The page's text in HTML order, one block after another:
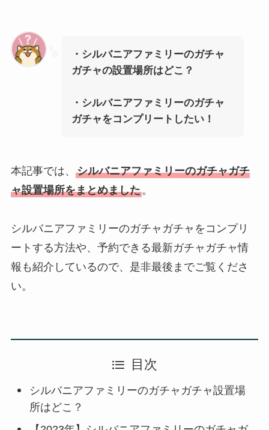
・シルバニアファミリーのガチャ
ガチャの設置場所はどこ？
・シルバニアファミリーのガチャ
ガチャをコンプリートしたい！
本記事では、 シルバニアファミリーのガチャガチ
ャ設置場所をまとめました。
シルバニアファミリーのガチャガチャをコンプリ
ートする方法や、予約できる最新ガチャガチャ情
報も紹介しているので、是非最後までご覧くださ
い。
目次
シルバニアファミリーのガチャガチャ設置場
所はどこ？